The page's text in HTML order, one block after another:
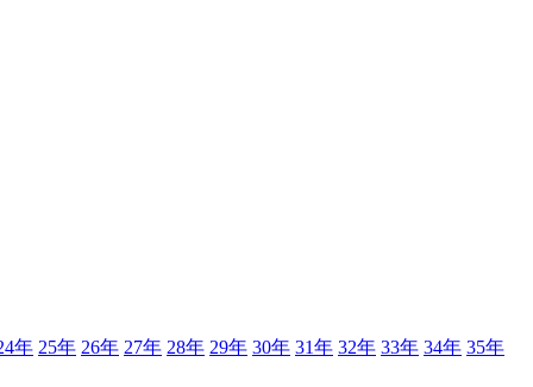
年 25年 26年 27年 28年 29年 30年 31年 32年 33年 34年 35年